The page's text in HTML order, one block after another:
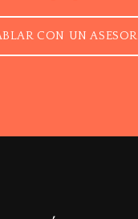
CON UN ASESOR